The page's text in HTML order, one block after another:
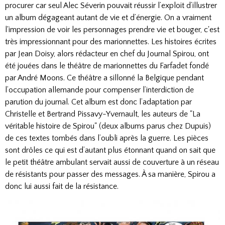
procurer car seul Alec Séverin pouvait réussir l’exploit d’illustrer
un album dégageant autant de vie et d’énergie. On a vraiment
l'impression de voir les personnages prendre vie et bouger, c'est
très impressionnant pour des marionnettes. Les histoires écrites
par Jean Doisy, alors rédacteur en chef du Journal Spirou, ont
été jouées dans le théâtre de marionnettes du Farfadet fondé
par André Moons. Ce théâtre a sillonné la Belgique pendant
l’occupation allemande pour compenser l’interdiction de
parution du journal. Cet album est donc l’adaptation par
Christelle et Bertrand Pissavy-Yvernault, les auteurs de "La
véritable histoire de Spirou" (deux albums parus chez Dupuis)
de ces textes tombés dans l’oubli après la guerre. Les pièces
sont drôles ce qui est d’autant plus étonnant quand on sait que
le petit théâtre ambulant servait aussi de couverture à un réseau
de résistants pour passer des messages. À sa manière, Spirou a
donc lui aussi fait de la résistance.